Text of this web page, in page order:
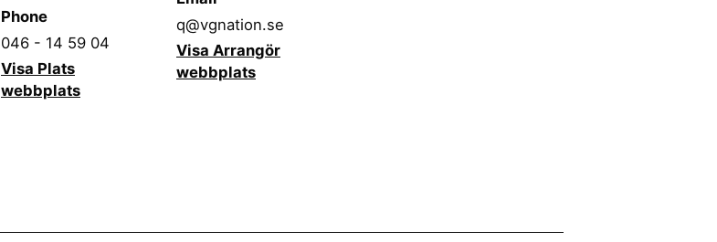
Phone
046 - 14 59 04
Visa Plats
webbplats
q@vgnation.se
Visa Arrangör
webbplats